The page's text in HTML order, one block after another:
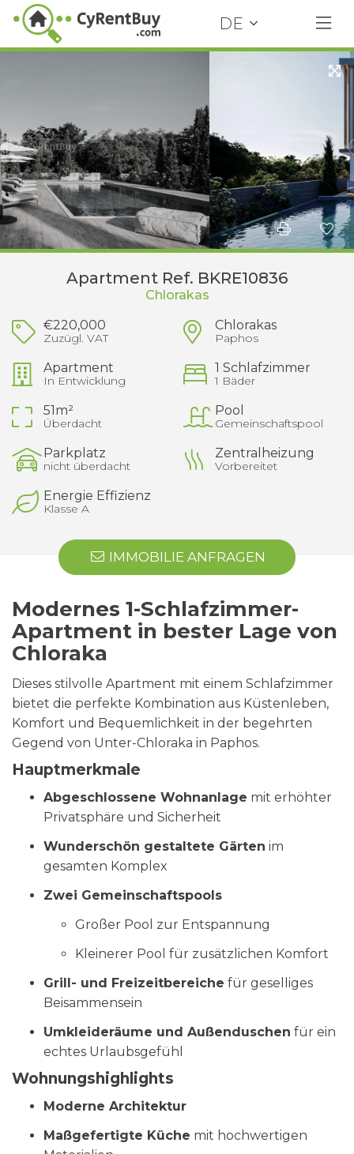
DE
Apartment Ref. BKRE10836
Chlorakas
€220,000
Zuzügl. VAT
Chlorakas
Paphos
Apartment
In Entwicklung
1 Schlafzimmer
1 Bäder
51m²
Überdacht
Pool
Gemeinschaftspool
Parkplatz
nicht überdacht
Zentralheizung
Vorbereitet
Energie Effizienz
Klasse A
IMMOBILIE ANFRAGEN
Modernes 1-Schlafzimmer-
Apartment in bester Lage von
Chloraka
Dieses stilvolle Apartment mit einem Schlafzimmer
bietet die perfekte Kombination aus Küstenleben,
Komfort und Bequemlichkeit in der begehrten
Gegend von Unter-Chloraka in Paphos.
Hauptmerkmale
Abgeschlossene Wohnanlage mit erhöhter
Privatsphäre und Sicherheit
Wunderschön gestaltete Gärten im
gesamten Komplex
Zwei Gemeinschaftspools
Großer Pool zur Entspannung
Kleinerer Pool für zusätzlichen Komfort
Grill- und Freizeitbereiche für geselliges
Beisammensein
Umkleideräume und Außenduschen für ein
echtes Urlaubsgefühl
Wohnungshighlights
Moderne Architektur
Maßgefertigte Küche mit hochwertigen